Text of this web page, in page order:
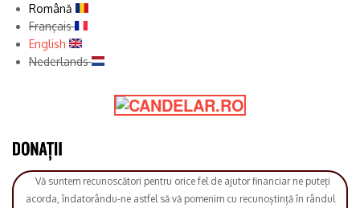
Română
Français
English
Nederlands
Vă suntem recunoscători pentru orice fel de ajutor financiar ne puteți
acorda, îndatorându-ne astfel să vă pomenim cu recunoștință în rândul